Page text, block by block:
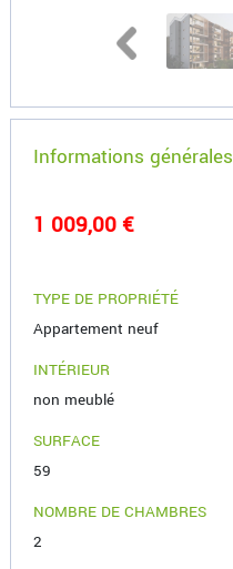
Informations générales
1 009,00 €
TYPE DE PROPRIÉTÉ
Appartement neuf
INTÉRIEUR
non meublé
SURFACE
59
NOMBRE DE CHAMBRES
2